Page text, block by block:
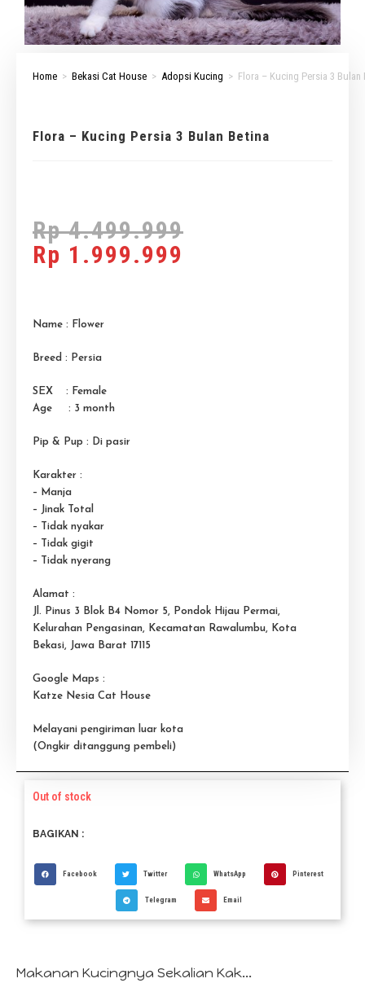
Home > Bekasi Cat House > Adopsi Kucing > Flora – Kucing Persia 3 Bulan
Flora – Kucing Persia 3 Bulan Betina
Rp4.499.999
Rp 1.999.999
Name : Flower
Breed : Persia
SEX : Female
Age : 3 month
Pip & Pup : Di pasir
Karakter :
– Manja
– Jinak Total
– Tidak nyakar
– Tidak gigit
– Tidak nyerang
Alamat :
Jl. Pinus 3 Blok B4 Nomor 5, Pondok Hijau Permai,
Kelurahan Pengasinan, Kecamatan Rawalumbu, Kota
Bekasi, Jawa Barat 17115
Google Maps :
Katze Nesia Cat House
Melayani pengiriman luar kota
(Ongkir ditanggung pembeli)
Out of stock
BAGIKAN :
Facebook Twitter WhatsApp Pinterest
Telegram Email
Makanan Kucingnya Sekalian Kak...